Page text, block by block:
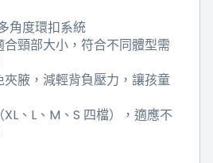
角度環扣系統
合頸部大小，符合不同體型需
夾腋，減輕背負壓力，讓孩童
（XL 、 L 、 M 、 S 四檔），適應不